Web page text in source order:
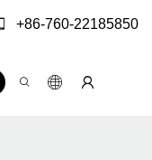
+86-760-22185850
ติดต่อเรา